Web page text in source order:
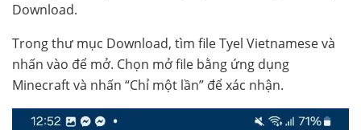
Download.
Trong thư mục Download, tìm file Tyel Vietnamese và
nhấn vào để mở. Chọn mở file bằng ứng dụng
Minecraft và nhấn “Chỉ một lần” để xác nhận.